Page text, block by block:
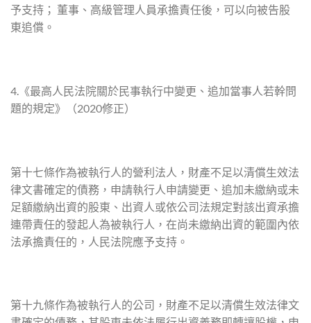
予支持； 董事、高級管理人員承擔責任後，可以向被告股
東追償。
4.《最高人民法院關於民事執行中變更、追加當事人若幹問
題的規定》（2020修正）
第十七條作為被執行人的營利法人，財產不足以清償生效法
律文書確定的債務，申請執行人申請變更、追加未繳納或未
足額繳納出資的股東、出資人或依公司法規定對該出資承擔
連帶責任的發起人為被執行人，在尚未繳納出資的範圍內依
法承擔責任的，人民法院應予支持。
第十九條作為被執行人的公司，財產不足以清償生效法律文